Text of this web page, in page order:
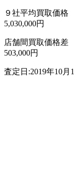
９社平均買取価格
5,030,000円
店舗間買取価格差
503,000円
査定日:2019年10月